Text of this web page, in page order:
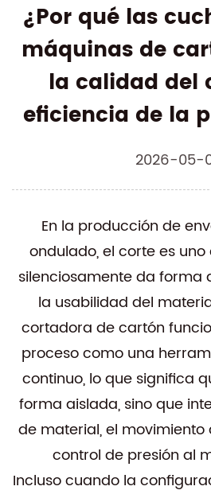
¿Por qué las
máquinas de
la calidad del
eficiencia de la
2026-05-
En la producción de
ondulado, el corte es
silenciosamente da forma
la usabilidad del
cortadora de cartón
proceso como una
continuo, lo que significa
forma aislada, sino que
de material, el
control de presión al
Incluso cuando la